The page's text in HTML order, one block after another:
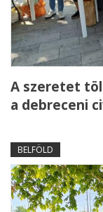
A szeretet
a debreceni
BELFÖLD